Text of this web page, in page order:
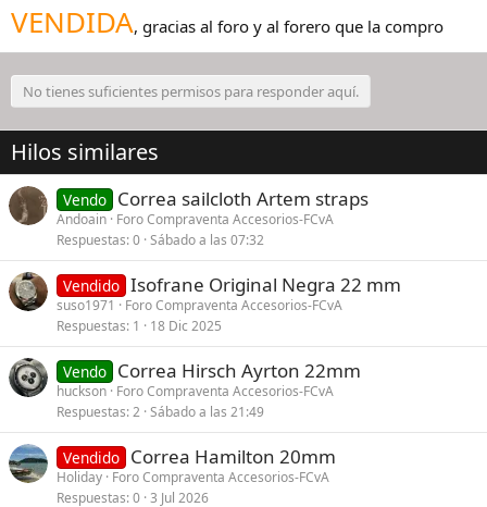
VENDIDA, gracias al foro y al forero que la compro
No tienes suficientes permisos para responder aquí.
Hilos similares
Vendo Correa sailcloth Artem straps
Andoain Foro Compraventa Accesorios-FCvA
Respuestas 0 Sábado a las 07:32
Vendido Isofrane Original Negra 22 mm
suso1971
Foro Compraventa Accesorios-FCvA
Respuestas 1 18 Dic 2025
Vendo Correa Hirsch Ayrton 22mm
huckson Foro Compraventa Accesorios-FCvA
Respuestas 2 Sábado a las 21:49
Vendido Correa Hamilton 20mm
Holiday Foro Compraventa Accesorios-FCvA
Respuestas 0 3 Jul 2026